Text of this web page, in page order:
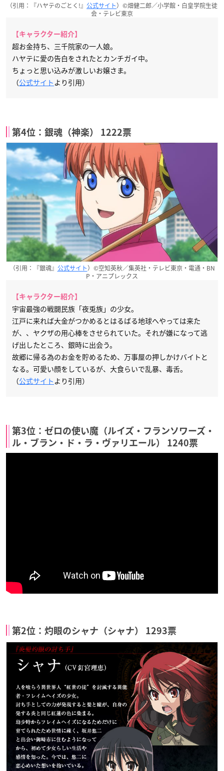
（引用：『ハヤテのごとく!』 公式サイト）©畑健二郎／小学館・白皇学院生徒
会・テレビ東京
【キャラクター紹介】
超お金持ち、三千院家の一人娘。
ハヤテに愛の告白をされたとカンチガイ中。
ちょっと思い込みが激しいお嬢さま。
（公式サイト より引用）
第4位：銀魂（神楽） 1222票
（引用：『銀魂』 公式サイト）©空知英秋／集英社・テレビ東京・電通・BN
P・アニプレックス
【キャラクター紹介】
宇宙最強の戦闘民族「夜兎族」の少女。
江戸に来れば大金がつかめるとはるばる地球へやっては来た
が、、ヤクザの用心棒をさせられていた。それが嫌になって逃
げ出したところ、銀時に出会う。
故郷に帰る為のお金を貯めるため、万事屋の押しかけバイトと
なる。可愛い顔をしているが、大食らいで乱暴、毒舌。
（公式サイト より引用）
第3位：ゼロの使い魔（ルイズ・フランソワーズ・
ル・ブラン・ド・ラ・ヴァリエール） 1240票
第2位：灼眼のシャナ（シャナ） 1293票